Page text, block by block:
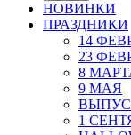
НОВИНКИ
ПРАЗДНИКИ
14
23
8
9 МАЯ
1